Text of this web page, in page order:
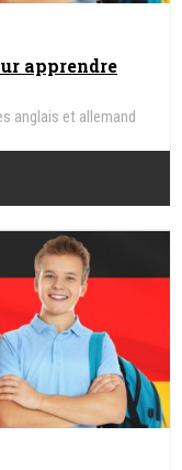
apprendre
anglais et allemand